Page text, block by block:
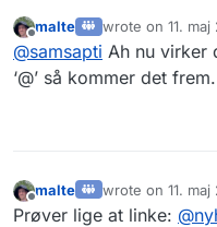
På NodeBB
@maltejeg kan
@
“
malte wrote on 11. maj
sidst redigeret af
@samsapti Ah nu virker
‘@’ så kommer det frem.
Offline
malte wrote on 11. maj
sidst redigeret af
Prøver lige at linke: @